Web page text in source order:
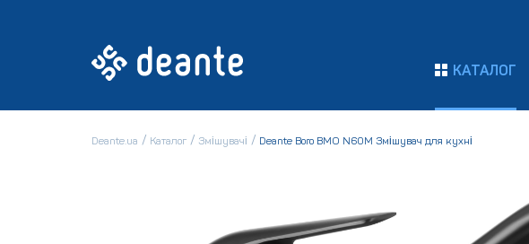
КАТАЛОГ
Deante.ua Каталог Змішувачі Deante Boro BMO N60M Змішувач для кухні